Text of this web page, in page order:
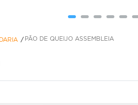
PÃO DE QUEIJO ASSEMBLEIA